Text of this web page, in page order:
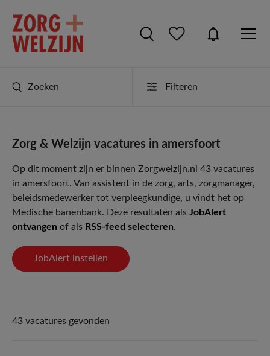
Zoeken Filteren
Zorg & Welzijn vacatures in amersfoort
Op dit moment zijn er binnen Zorgwelzijn.nl 43 vacatures
in amersfoort. Van assistent in de zorg, arts, zorgmanager,
beleidsmedewerker tot verpleegkundige, u vindt het op
Medische banenbank. Deze resultaten als JobAlert
ontvangen of als RSS-feed selecteren.
JobAlert instellen
43 vacatures gevonden